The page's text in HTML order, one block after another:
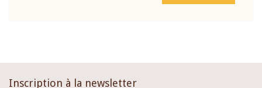
Inscription à la newsletter